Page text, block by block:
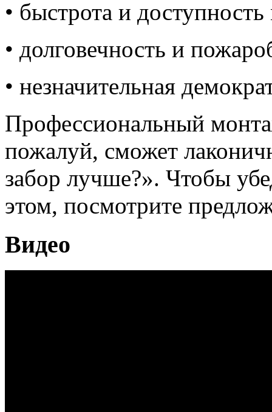
• быстрота и
• долговечность и
• незначительная
Профессиональный
пожалуй, сможет
забор лучше?». Чтобы
этом, посмотрите
Видео